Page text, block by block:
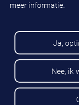
meer informatie.
Ja,
Nee, ik
Copyright © 2026 BMC
Disclaimer